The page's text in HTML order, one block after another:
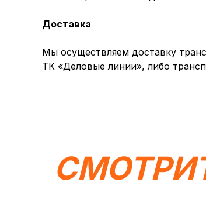
Доставка
Мы осуществляем доставку
ТК «Деловые линии», либо